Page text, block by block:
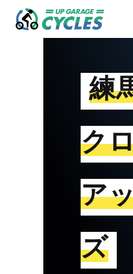
練
ク
ア
ズ